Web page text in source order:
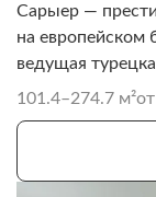
Сарыер —
на европейском
ведущая
компания,
устойчивое
101.4–274.7 м²